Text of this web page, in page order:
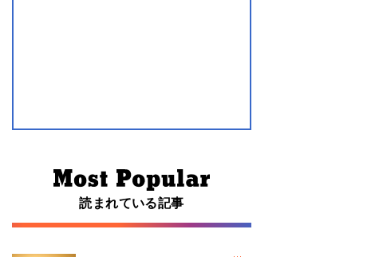
読まれている記事